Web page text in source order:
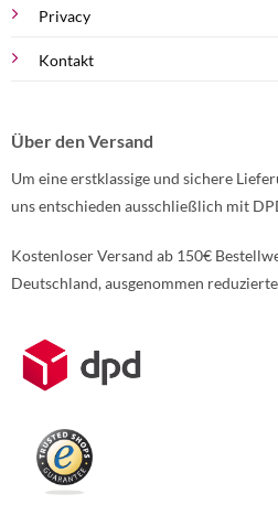
Privacy
Kontakt
Über den Versand
Um eine erstklassige und sichere
uns entschieden ausschließlich mit
Kostenloser Versand ab 150€
Deutschland, ausgenommen
Weitere Informationen über den